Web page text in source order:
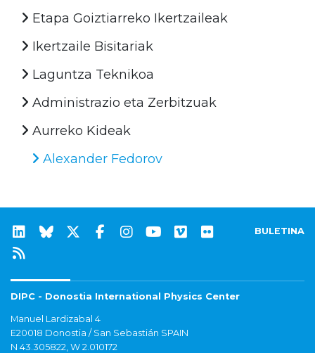
Etapa Goiztiarreko Ikertzaileak
Ikertzaile Bisitariak
Laguntza Teknikoa
Administrazio eta Zerbitzuak
Aurreko Kideak
Alexander Fedorov
BULETINA
DIPC - Donostia International Physics Center
Manuel Lardizabal 4
E20018 Donostia / San Sebastián SPAIN
N 43.305822, W 2.010172